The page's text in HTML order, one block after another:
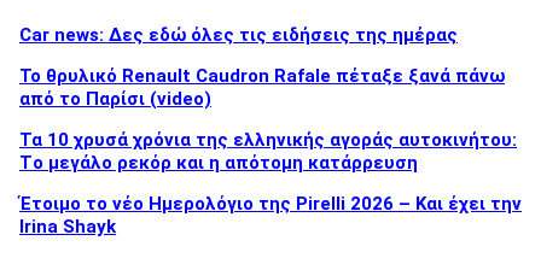
ΑΝΑΖΗΤΗΣΗ
Μεταχειρισμένα
Car news: Δες εδώ όλες τις ειδήσεις της ημέρας
Το θρυλικό Renault Caudron Rafale πέταξε ξανά πάνω
από το Παρίσι (video)
Τα 10 χρυσά χρόνια της ελληνικής αγοράς αυτοκινήτου:
Tο μεγάλο ρεκόρ και η απότομη κατάρρευση
Έτοιμο το νέο Ημερολόγιο της Pirelli 2026 – Και έχει την
Irina Shayk